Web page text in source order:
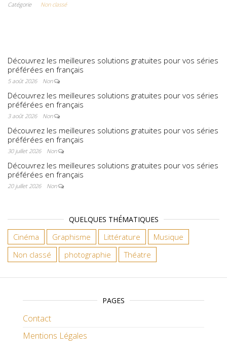
vos séries
Catégorie Non classé
Découvrez les meilleures solutions gratuites pour vos séries
préférées en français
5 août 2026 Non
Découvrez les meilleures solutions gratuites pour vos séries
préférées en français
3 août 2026 Non
Découvrez les meilleures solutions gratuites pour vos séries
préférées en français
30 juillet 2026 Non
Découvrez les meilleures solutions gratuites pour vos séries
préférées en français
20 juillet 2026 Non
QUELQUES THÉMATIQUES
Cinéma Graphisme Littérature
Musique
Non classé
photographie Théatre
PAGES
Contact
Mentions Légales